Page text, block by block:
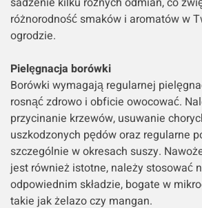
różnorodność smaków i aromatów w
ogrodzie.
Pielęgnacja borówki
Borówki wymagają regularnej
rosnąć zdrowo i obficie owocować.
przycinanie krzewów, usuwanie
uszkodzonych pędów oraz regularne
szczególnie w okresach suszy.
jest również istotne, należy stosować
odpowiednim składzie, bogate w
takie jak żelazo czy mangan.